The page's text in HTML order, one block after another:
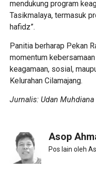
mendukung program
Tasikmalaya, termasuk
hafidz”.
Panitia berharap Pekan
momentum
keagamaan, sosial,
Kelurahan Cilamajang.
Jurnalis: Udan Muhdiana
Asop
Pos lain oleh